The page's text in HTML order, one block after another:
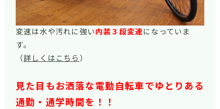
変速は水や汚れに強い内装３段変速になっていま
す。
（詳しくはこちら ）
見た目もお洒落な電動自転車でゆとりある
通勤・通学時間を！！